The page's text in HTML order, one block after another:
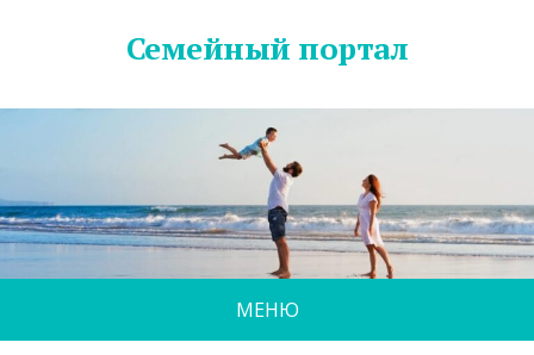
Семейный портал
МЕНЮ